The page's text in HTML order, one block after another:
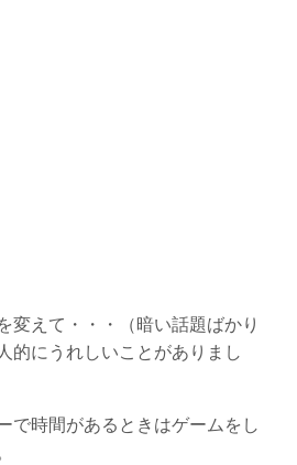
変えて・・・（暗い話題ばかり
的にうれしいことがありまし
で時間があるときはゲームをし